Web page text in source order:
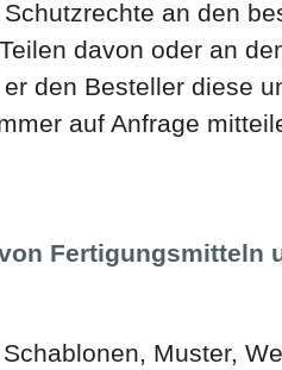
an den
davon oder an
den Besteller diese
auf Anfrage
Fertigungsmitteln
Muster,